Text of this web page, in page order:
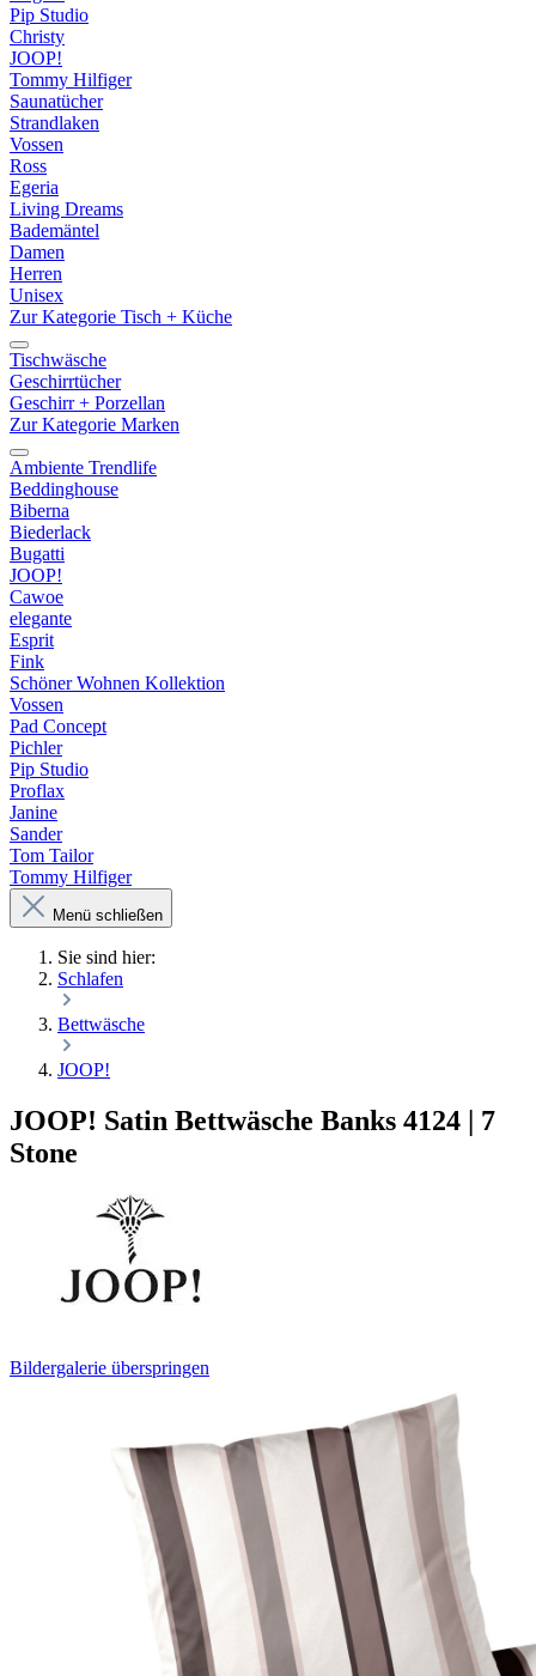
Pip Studio
Christy
JOOP!
Tommy Hilfiger
Saunatücher
Strandlaken
Vossen
Ross
Egeria
Living Dreams
Bademäntel
Damen
Herren
Unisex
Zur Kategorie Tisch + Küche
Tischwäsche
Geschirrtücher
Geschirr + Porzellan
Zur Kategorie Marken
Ambiente Trendlife
Beddinghouse
Biberna
Biederlack
Bugatti
JOOP!
Cawoe
elegante
Esprit
Fink
Schöner Wohnen Kollektion
Vossen
Pad Concept
Pichler
Pip Studio
Proflax
Janine
Sander
Tom Tailor
Tommy Hilfiger
Menü schließen
Sie sind hier:
Schlafen
Bettwäsche
JOOP!
JOOP! Satin Bettwäsche Banks 4124 | 7
Stone
Bildergalerie überspringen